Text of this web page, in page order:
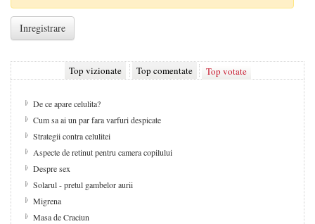
Top vizionate Top comentate Top votate
De ce apare celulita?
Cum sa ai un par fara varfuri despicate
Strategii contra celulitei
Aspecte de retinut pentru camera copilului
Despre sex
Solarul - pretul gambelor aurii
Migrena
Masa de Craciun